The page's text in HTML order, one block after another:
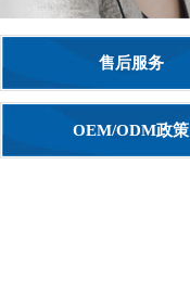
售后服务
OEM/ODM政策